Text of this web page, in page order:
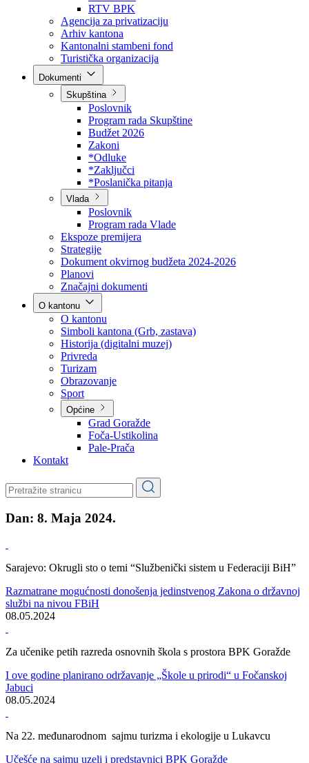
Direkcija za šumarstvo
Javna preduzeća
BPK šume
RTV BPK
Agencija za privatizaciju
Arhiv kantona
Kantonalni stambeni fond
Turistička organizacija
Skupština
Poslovnik
Program rada Skupštine
Budžet 2026
Zakoni
*Odluke
*Zaključci
*Poslanička pitanja
Vlada
Poslovnik
Program rada Vlade
Ekspoze premijera
Strategije
Dokument okvirnog budžeta 2024-2026
Planovi
Značajni dokumenti
O kantonu
O kantonu
Simboli kantona (Grb, zastava)
Historija (digitalni muzej)
Privreda
Turizam
Obrazovanje
Općine
Pale-Prača
Kontakt